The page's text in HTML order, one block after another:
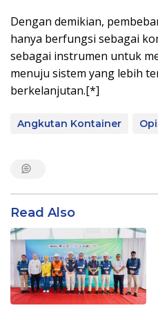
Dengan demikian,
hanya berfungsi sebagai
sebagai instrumen untuk
menuju sistem yang lebih
berkelanjutan.[*]
Angkutan Kontainer
Read Also